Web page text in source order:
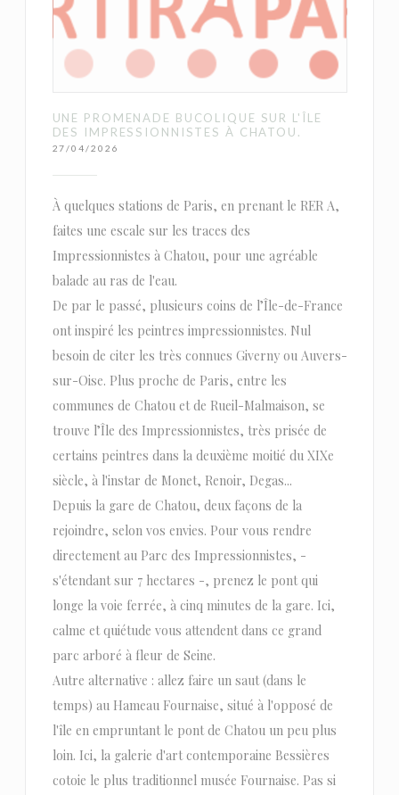
UNE PROMENADE BUCOLIQUE SUR L'ÎLE
DES IMPRESSIONNISTES À CHATOU.
27/04/2026
À quelques stations de Paris, en prenant le RER A,
faites une escale sur les traces des
Impressionnistes à Chatou, pour une agréable
balade au ras de l'eau.
De par le passé, plusieurs coins de l’Île-de-France
ont inspiré les peintres impressionnistes. Nul
besoin de citer les très connues Giverny ou Auvers-
sur-Oise. Plus proche de Paris, entre les
communes de Chatou et de Rueil-Malmaison, se
trouve l’Île des Impressionnistes, très prisée de
certains peintres dans la deuxième moitié du XIXe
siècle, à l'instar de Monet, Renoir, Degas...
Depuis la gare de Chatou, deux façons de la
rejoindre, selon vos envies. Pour vous rendre
directement au Parc des Impressionnistes, -
s'étendant sur 7 hectares -, prenez le pont qui
longe la voie ferrée, à cinq minutes de la gare. Ici,
calme et quiétude vous attendent dans ce grand
parc arboré à fleur de Seine.
Autre alternative : allez faire un saut (dans le
temps) au Hameau Fournaise, situé à l'opposé de
l'île en empruntant le pont de Chatou un peu plus
loin. Ici, la galerie d'art contemporaine Bessières
cotoie le plus traditionnel musée Fournaise. Pas si